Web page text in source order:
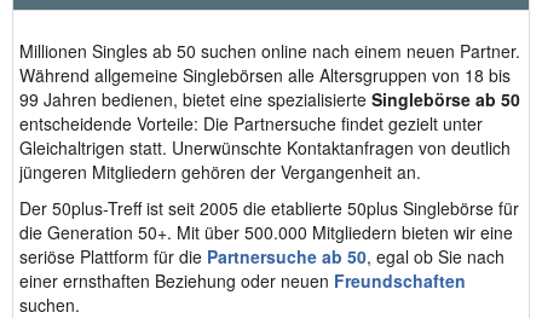
Millionen Singles ab 50 suchen online nach einem neuen Partner.
Während allgemeine Singlebörsen alle Altersgruppen von 18 bis
99 Jahren bedienen, bietet eine spezialisierte Singlebörse ab 50
entscheidende Vorteile: Die Partnersuche findet gezielt unter
Gleichaltrigen statt. Unerwünschte Kontaktanfragen von deutlich
jüngeren Mitgliedern gehören der Vergangenheit an.
Der 50plus-Treff ist seit 2005 die etablierte 50plus Singlebörse für
die Generation 50+. Mit über 500.000 Mitgliedern bieten wir eine
seriöse Plattform für die Partnersuche ab 50, egal ob Sie nach
einer ernsthaften Beziehung oder neuen Freundschaften
suchen.